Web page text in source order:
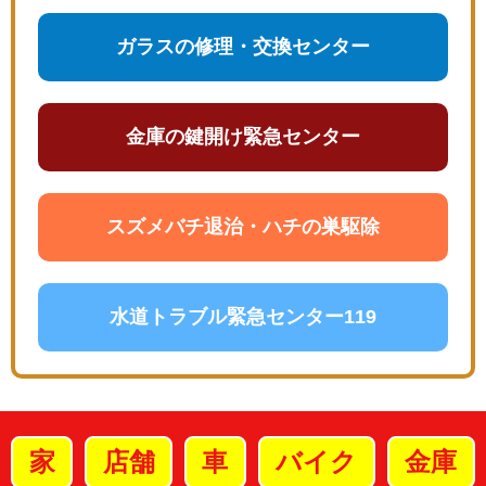
ガラスの修理・交換センター
金庫の鍵開け緊急センター
スズメバチ退治・ハチの巣駆除
水道トラブル緊急センター119
家 店舗 車 バイク 金庫